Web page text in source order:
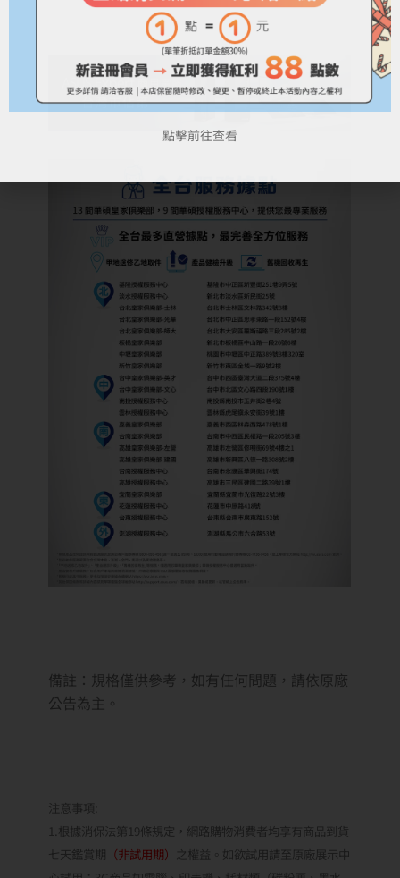
備註：規格僅供參考，如有任何問題，請依原廠
公告為主。
注意事項:
1.根據消保法第19條規定，網路購物消費者均享有商品到貨
七天鑑賞期 （非試用期）
之權益。如欲試用請至原廠展示中
點擊前往查看